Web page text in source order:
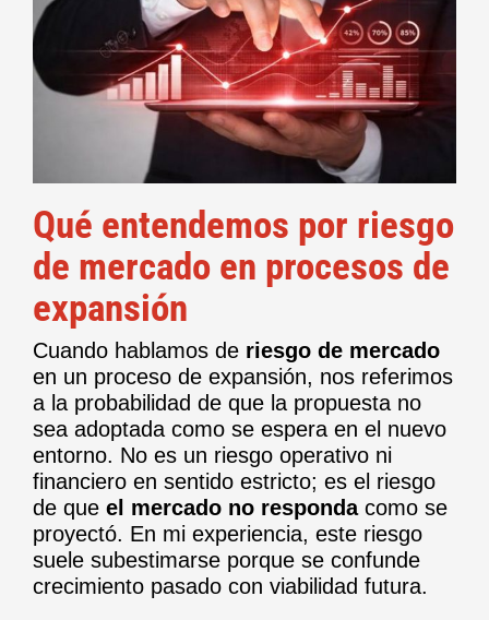
Qué entendemos por riesgo
de mercado en procesos de
expansión
Cuando hablamos de riesgo de mercado
en un proceso de expansión, nos referimos
a la probabilidad de que la propuesta no
sea adoptada como se espera en el nuevo
entorno. No es un riesgo operativo ni
financiero en sentido estricto; es el riesgo
de que el mercado no respondacomo se
proyectó. En mi experiencia, este riesgo
suele subestimarse porque se confunde
crecimiento pasado con viabilidad futura.